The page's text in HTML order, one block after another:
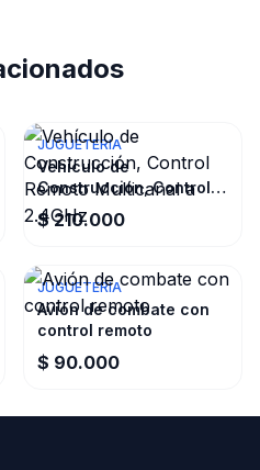
JUGUETERIA
Vehículo de
Construcción, Control
Remoto Multicanal a
2.4GHz
$ 210.000
JUGUETERIA
Avión de combate con
control remoto
$ 90.000